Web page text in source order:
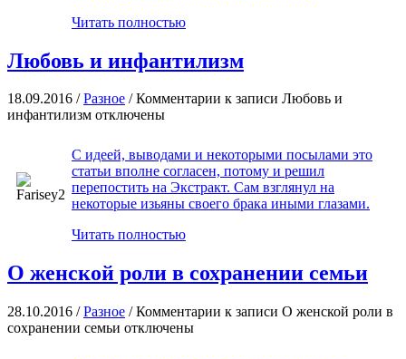
Читать полностью
Любовь и инфантилизм
18.09.2016 /Разное /Комментарии к записи Любовь и
инфантилизм отключены
С идеей, выводами и некоторыми посылами это
статьи вполне согласен, потому и решил
перепостить на Экстракт. Сам взглянул на
некоторые изьяны своего брака иными глазами.
Читать полностью
О женской роли в сохранении семьи
28.10.2016 /Разное /Комментарии к записи О женской роли в
сохранении семьи отключены